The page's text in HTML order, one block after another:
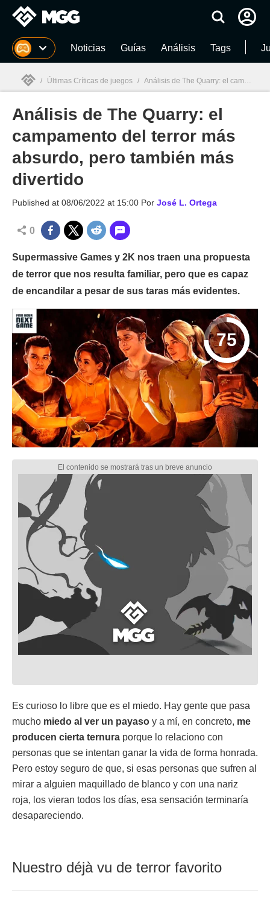
MGG Noticias Guías Análisis Tags
MGG
/ Últimas Críticas de juegos / Análisis de The Quarry: el campamento del terror más absurdo, pero también más divertido
Análisis de The Quarry: el
campamento del terror más
absurdo, pero también más
divertido
Published at 08/06/2022 at 15:00 Por José L. Ortega
0
Supermassive Games y 2K nos traen una propuesta
de terror que nos resulta familiar, pero que es capaz
de encandilar a pesar de sus taras más evidentes.
75
Es curioso lo libre que es el miedo. Hay gente que pasa
mucho miedo al ver un payaso y a mí, en concreto, me
producen cierta ternura porque lo relaciono con
personas que se intentan ganar la vida de forma honrada.
Pero estoy seguro de que, si esas personas que sufren al
mirar a alguien maquillado de blanco y con una nariz
roja, los vieran todos los días, esa sensación terminaría
desapareciendo.
Nuestro déjà vu de terror favorito